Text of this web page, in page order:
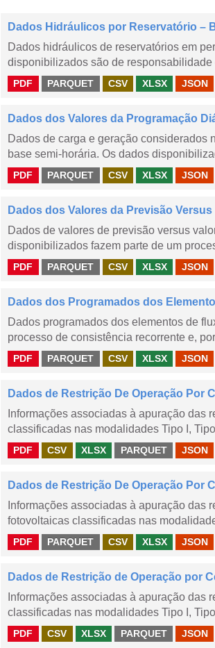
Dados Hidráulicos por Reservatório –
Dados hidráulicos de reservatórios em
disponibilizados são de
PDF PARQUET CSV XLSX JSON
Dados dos Valores da Programação
Dados de carga e geração considerados
base semi-horária. Os dados
PDF PARQUET CSV XLSX JSON
Dados dos Valores da Previsão
Dados de valores de previsão versus
disponibilizados fazem parte de um
PDF PARQUET CSV XLSX JSON
Dados dos Programados dos
Dados programados dos elementos de
processo de consistência recorrente e,
PDF PARQUET CSV XLSX JSON
Dados de Restrição De Operação Por
Informações associadas à apuração das
classificadas nas modalidades Tipo I,
PDF CSV XLSX PARQUET JSON
Dados de Restrição De Operação Por
Informações associadas à apuração das
fotovoltaicas classificadas nas
PDF PARQUET CSV XLSX JSON
Dados de Restrição de Operação por
Informações associadas à apuração das
classificadas nas modalidades Tipo I,
PDF CSV XLSX PARQUET JSON